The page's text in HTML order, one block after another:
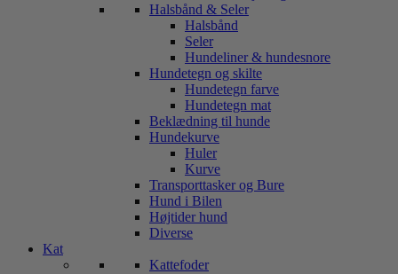
Halsbånd & Seler
Halsbånd
Seler
Hundeliner & hundesnore
Hundetegn og skilte
Hundetegn farve
Hundetegn mat
Beklædning til hunde
Hundekurve
Huler
Kurve
Transporttasker og Bure
Hund i Bilen
Højtider hund
Diverse
Kat
Kattefoder